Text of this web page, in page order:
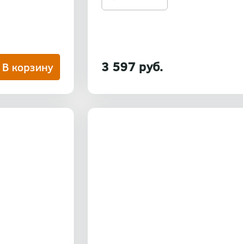
3 597 руб.